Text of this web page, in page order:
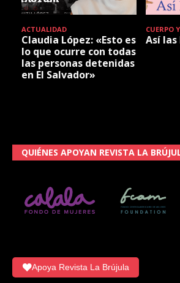
ACTUALIDAD
Claudia López: «Esto es
lo que ocurre con todas
las personas detenidas
en El Salvador»
CUERPO
Así
QUIÉNES APOYAN REVISTA LA
Apoya Revista La Brújula